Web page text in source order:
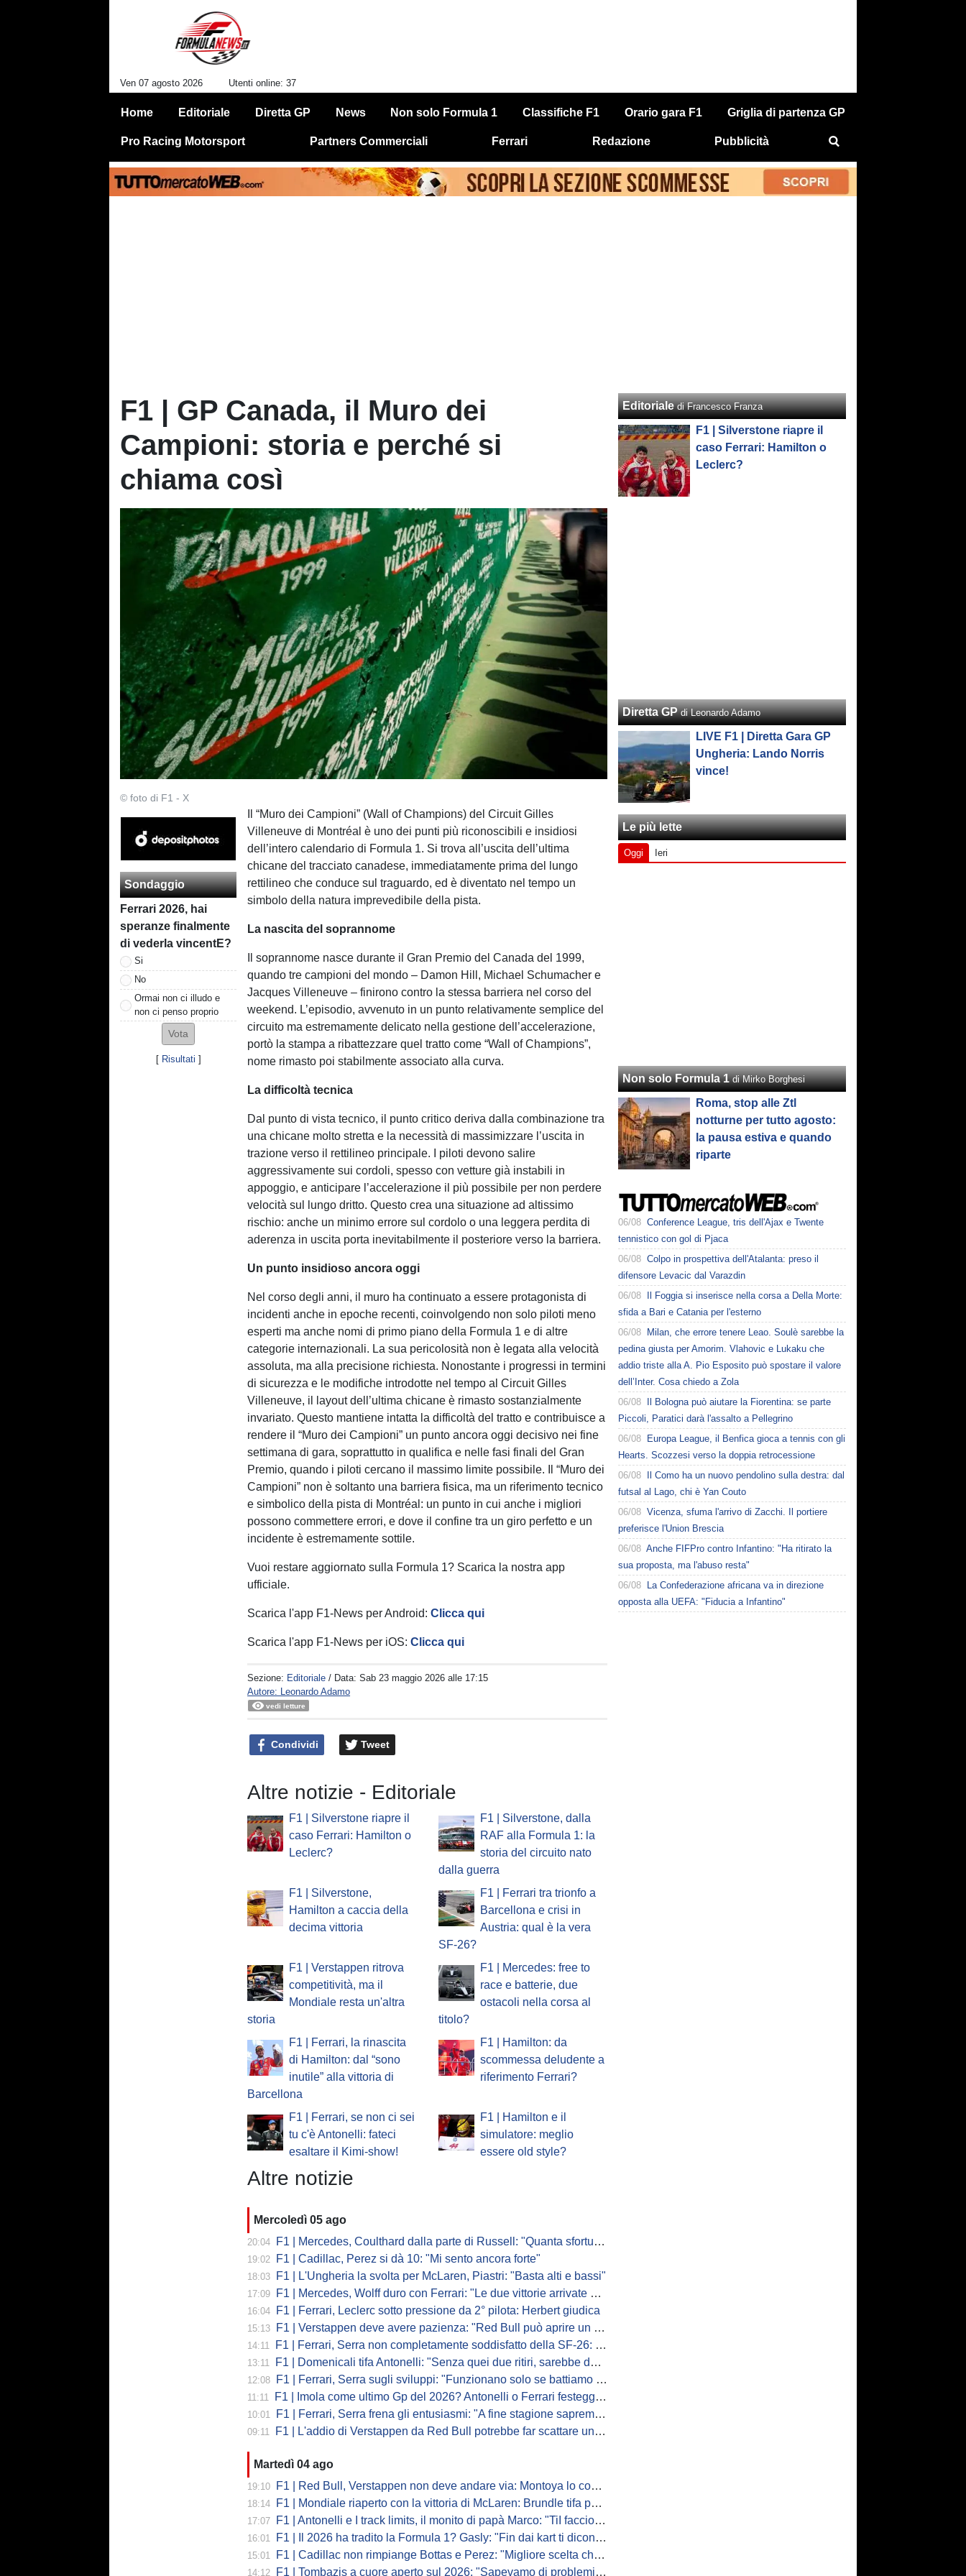
Ven 07 agosto 2026 Utenti online: 37
Home Editoriale Diretta GP News Non solo Formula 1 Classifiche F1 Orario gara F1 Griglia di partenza GP
Pro Racing Motorsport Partners Commerciali Ferrari Redazione Pubblicità
F1 | GP Canada, il Muro dei
Campioni: storia e perché si
chiama così
© foto di F1 - X
Sondaggio
Ferrari 2026, hai
speranze finalmente
di vederla vincentE?
Si
No
Ormai non ci illudo e
non ci penso proprio
[ Risultati ]
Il “Muro dei Campioni” (Wall of Champions) del Circuit Gilles
Villeneuve di Montréal è uno dei punti più riconoscibili e insidiosi
dell’intero calendario di Formula 1. Si trova all’uscita dell’ultima
chicane del tracciato canadese, immediatamente prima del lungo
rettilineo che conduce sul traguardo, ed è diventato nel tempo un
simbolo della natura imprevedibile della pista.
La nascita del soprannome
Il soprannome nasce durante il Gran Premio del Canada del 1999,
quando tre campioni del mondo – Damon Hill, Michael Schumacher e
Jacques Villeneuve – finirono contro la stessa barriera nel corso del
weekend. L’episodio, avvenuto in un punto relativamente semplice del
circuito ma estremamente delicato nella gestione dell’accelerazione,
portò la stampa a ribattezzare quel tratto come “Wall of Champions”,
nome rimasto poi stabilmente associato alla curva.
La difficoltà tecnica
Dal punto di vista tecnico, il punto critico deriva dalla combinazione tra
una chicane molto stretta e la necessità di massimizzare l’uscita in
trazione verso il rettilineo principale. I piloti devono salire
aggressivamente sui cordoli, spesso con vetture già instabili in
appoggio, e anticipare l’accelerazione il più possibile per non perdere
velocità sul lungo dritto. Questo crea una situazione ad altissimo
rischio: anche un minimo errore sul cordolo o una leggera perdita di
aderenza in uscita porta inevitabilmente il posteriore verso la barriera.
Un punto insidioso ancora oggi
Nel corso degli anni, il muro ha continuato a essere protagonista di
incidenti anche in epoche recenti, coinvolgendo non solo piloti meno
esperti ma anche nomi di primo piano della Formula 1 e di altre
categorie internazionali. La sua pericolosità non è legata alla velocità
assoluta, ma alla precisione richiesta. Nonostante i progressi in termini
di sicurezza e le modifiche introdotte nel tempo al Circuit Gilles
Villeneuve, il layout dell’ultima chicane è rimasto sostanzialmente
invariato. Questo mantiene intatta la difficoltà del tratto e contribuisce a
rendere il “Muro dei Campioni” un punto ancora oggi decisivo nei fine
settimana di gara, soprattutto in qualifica e nelle fasi finali del Gran
Premio, quando i piloti cercano il massimo limite possibile. Il “Muro dei
Campioni” non è soltanto una barriera fisica, ma un riferimento tecnico
e simbolico della pista di Montréal: un punto in cui anche i migliori
possono commettere errori, e dove il confine tra un giro perfetto e un
incidente è estremamente sottile.
Vuoi restare aggiornato sulla Formula 1? Scarica la nostra app
ufficiale.
Scarica l'app F1-News per Android:Clicca qui
Scarica l'app F1-News per iOS:Clicca qui
Sezione: Editoriale / Data:Sab 23 maggio 2026 alle 17:15
Autore: Leonardo Adamo
vedi letture
Condividi Tweet
Altre notizie - Editoriale
F1 | Silverstone riapre il
caso Ferrari: Hamilton o
Leclerc?
F1 | Silverstone, dalla
RAF alla Formula 1: la
storia del circuito nato
dalla guerra
F1 | Silverstone,
Hamilton a caccia della
decima vittoria
F1 | Ferrari tra trionfo a
Barcellona e crisi in
Austria: qual è la vera
SF-26?
F1 | Verstappen ritrova
competitività, ma il
Mondiale resta un'altra
storia
F1 | Mercedes: free to
race e batterie, due
ostacoli nella corsa al
titolo?
F1 | Ferrari, la rinascita
di Hamilton: dal “sono
inutile” alla vittoria di
Barcellona
F1 | Hamilton: da
scommessa deludente a
riferimento Ferrari?
F1 | Ferrari, se non ci sei
tu c'è Antonelli: fateci
esaltare il Kimi-show!
F1 | ⁠Hamilton e il
simulatore: meglio
essere old style?
Altre notizie
Mercoledì 05 ago
20:04 F1 | Mercedes, Coulthard dalla parte di Russell: "Quanta sfortuna può avere un pilota?"
19:02 F1 | Cadillac, Perez si dà 10: "Mi sento ancora forte"
18:03 F1 | L'Ungheria la svolta per McLaren, Piastri: "Basta alti e bassi"
17:09 F1 | Mercedes, Wolff duro con Ferrari: "Le due vittorie arrivate per colpa nostra
16:04 F1 | Ferrari, Leclerc sotto pressione da 2° pilota: Herbert giudica
15:13 F1 | Verstappen deve avere pazienza: "Red Bull può aprire un nuovo corso"
14:11 F1 | Ferrari, Serra non completamente soddisfatto della SF-26: "Non è solo la mia macchina"
13:11 F1 | Domenicali tifa Antonelli: "Senza quei due ritiri, sarebbe davanti di tanto"
12:08 F1 | Ferrari, Serra sugli sviluppi: "Funzionano solo se battiamo gli altri"
11:11 F1 | Imola come ultimo Gp del 2026? Antonelli o Ferrari festeggiano il titolo in casa...
10:01 F1 | Ferrari, Serra frena gli entusiasmi: "A fine stagione sapremo se SF-26 è forte"
09:11 F1 | L'addio di Verstappen da Red Bull potrebbe far scattare un domino: ne parla Fittipaldi
Martedì 04 ago
19:10 F1 | Red Bull, Verstappen non deve andare via: Montoya lo convince
18:14 F1 | Mondiale riaperto con la vittoria di McLaren: Brundle tifa papaya
17:07 F1 | Antonelli e I track limits, il monito di papà Marco: "TiI faccio fare la fine della gallina"
16:01 F1 | Il 2026 ha tradito la Formula 1? Gasly: "Fin dai kart ti dicono di non alzare il piede dal gas"
15:01 F1 | Cadillac non rimpiange Bottas e Perez: "Migliore scelta che potessimo fare"
14:12 F1 | Tombazis a cuore aperto sul 2026: "Sapevamo di problemi, ma serviva un accordo"
Editoriale di Francesco Franza
F1 | Silverstone riapre il
caso Ferrari: Hamilton o
Leclerc?
Diretta GP di Leonardo Adamo
LIVE F1 | Diretta Gara GP
Ungheria: Lando Norris
vince!
Le più lette
Oggi Ieri
Non solo Formula 1 di Mirko Borghesi
Roma, stop alle Ztl
notturne per tutto agosto:
la pausa estiva e quando
riparte
06/08 Conference League, tris dell'Ajax e Twente
tennistico con gol di Pjaca
06/08 Colpo in prospettiva dell'Atalanta: preso il
difensore Levacic dal Varazdin
06/08
Il Foggia si inserisce nella corsa a Della Morte:
sfida a Bari e Catania per l'esterno
06/08
Milan, che errore tenere Leao. Soulè sarebbe la
pedina giusta per Amorim. Vlahovic e Lukaku che
addio triste alla A. Pio Esposito può spostare il valore
dell’Inter. Cosa chiedo a Zola
06/08
Il Bologna può aiutare la Fiorentina: se parte
Piccoli, Paratici darà l'assalto a Pellegrino
06/08
Europa League, il Benfica gioca a tennis con gli
Hearts. Scozzesi verso la doppia retrocessione
06/08
Il Como ha un nuovo pendolino sulla destra: dal
futsal al Lago, chi è Yan Couto
06/08 Vicenza, sfuma l'arrivo di Zacchi. Il portiere
preferisce l'Union Brescia
06/08 Anche FIFPro contro Infantino: "Ha ritirato la
sua proposta, ma l'abuso resta"
06/08
La Confederazione africana va in direzione
opposta alla UEFA: "Fiducia a Infantino"